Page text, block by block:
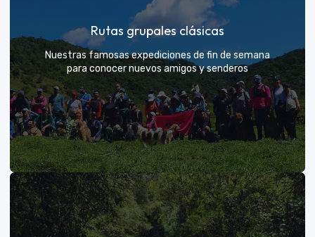
Rutas grupales clásicas
Nuestras famosas expediciones de fin de semana
para conocer nuevos amigos y senderos